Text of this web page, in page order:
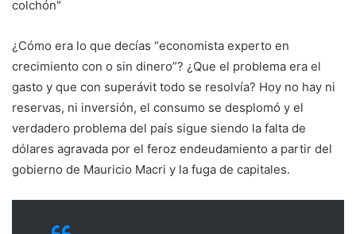
¿Cómo era lo que decías “economista experto en
crecimiento con o sin dinero”? ¿Que el problema era el
gasto y que con superávit todo se resolvía? Hoy no hay ni
reservas, ni inversión, el consumo se desplomó y el
verdadero problema del país sigue siendo la falta de
dólares agravada por el feroz endeudamiento a partir del
gobierno de Mauricio Macri y la fuga de capitales.